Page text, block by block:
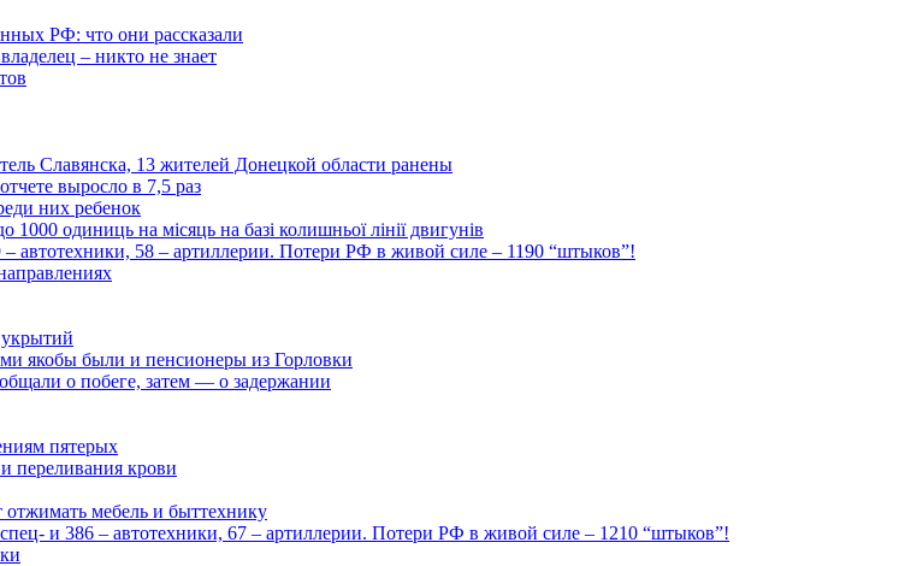
РФ: что они рассказали
– никто не знает
Славянска, 13 жителей Донецкой области ранены
выросло в 7,5 раз
них ребенок
одиниць на місяць на базі колишньої лінії двигунів
58 – артиллерии. Потери РФ в живой силе – 1190 “штыков”!
якобы были и пенсионеры из Горловки
о побеге, затем — о задержании
пятерых
переливания крови
отжимать мебель и быттехнику
и 386 – автотехники, 67 – артиллерии. Потери РФ в живой силе – 1210 “штыков”!